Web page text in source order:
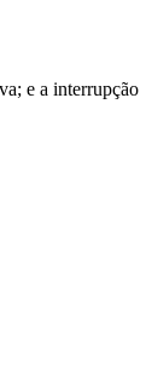
e a interrupção